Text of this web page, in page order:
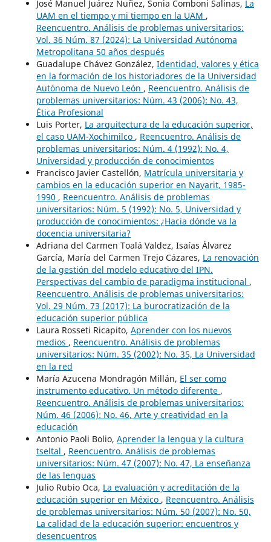
José Manuel Juárez Nuñez, Sonia Comboni Salinas, La
UAM en el tiempo y mi tiempo en la UAM ,
Reencuentro. Análisis de problemas universitarios:
Vol. 36 Núm. 87 (2024): La Universidad Autónoma
Metropolitana 50 años después
Guadalupe Chávez González, Identidad, valores y ética
en la formación de los historiadores de la Universidad
Autónoma de Nuevo León , Reencuentro. Análisis de
problemas universitarios: Núm. 43 (2006): No. 43,
Ética Profesional
Luis Porter, La arquitectura de la educación superior,
el caso UAM-Xochimilco , Reencuentro. Análisis de
problemas universitarios: Núm. 4 (1992): No. 4,
Universidad y producción de conocimientos
Francisco Javier Castellón, Matrícula universitaria y
cambios en la educación superior en Nayarit, 1985-
1990 , Reencuentro. Análisis de problemas
universitarios: Núm. 5 (1992): No. 5, Universidad y
producción de conocimientos: ¿Hacia dónde va la
docencia universitaria?
Adriana del Carmen Toalá Valdez, Isaías Álvarez
García, María del Carmen Trejo Cázares, La renovación
de la gestión del modelo educativo del IPN.
Perspectivas del cambio de paradigma institucional ,
Reencuentro. Análisis de problemas universitarios:
Vol. 29 Núm. 73 (2017): La burocratización de la
educación superior pública
Laura Rosseti Ricapito, Aprender con los nuevos
medios , Reencuentro. Análisis de problemas
universitarios: Núm. 35 (2002): No. 35, La Universidad
en la red
María Azucena Mondragón Millán, El ser como
instrumento educativo. Un método diferente ,
Reencuentro. Análisis de problemas universitarios:
Núm. 46 (2006): No. 46, Arte y creatividad en la
educación
Antonio Paoli Bolio, Aprender la lengua y la cultura
tseltal , Reencuentro. Análisis de problemas
universitarios: Núm. 47 (2007): No. 47, La enseñanza
de las lenguas
Julio Rubio Oca, La evaluación y acreditación de la
educación superior en México , Reencuentro. Análisis
de problemas universitarios: Núm. 50 (2007): No. 50,
La calidad de la educación superior: encuentros y
desencuentros